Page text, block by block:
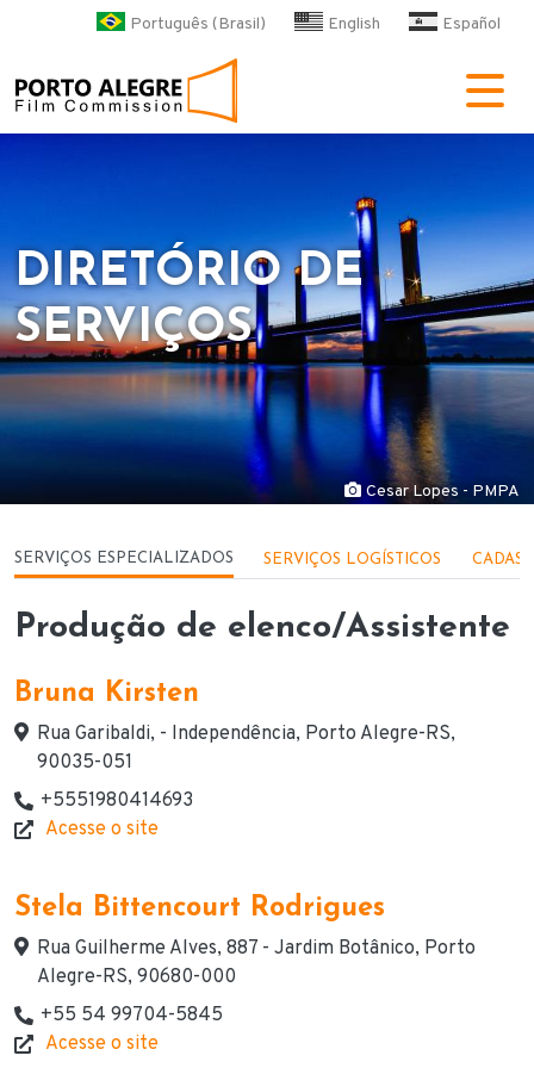
Pular para o conteúdo
Português (Brasil) English Español
POA Film Commission
DIRETÓRIO DE
SERVIÇOS
Cesar Lopes - PMPA
Menu - Serviços
SERVIÇOS ESPECIALIZADOS SERVIÇOS LOGÍSTICOS
Produção de elenco/Assistente
Bruna Kirsten
Endereço
Rua Garibaldi, - Independência, Porto Alegre-RS,
90035-051
Telefone(s) de contato
+5551980414693
Website
Acesse o site
Stela Bittencourt Rodrigues
Endereço
Rua Guilherme Alves, 887 - Jardim Botânico, Porto
Alegre-RS, 90680-000
Telefone(s) de contato
+55 54 99704-5845
Website
Acesse o site